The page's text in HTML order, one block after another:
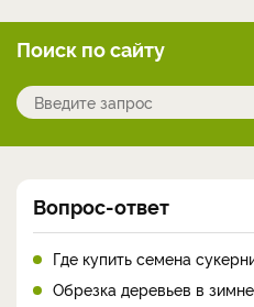
Поиск по сайту
Вопрос-ответ
Где купить семена
Обрезка деревьев в